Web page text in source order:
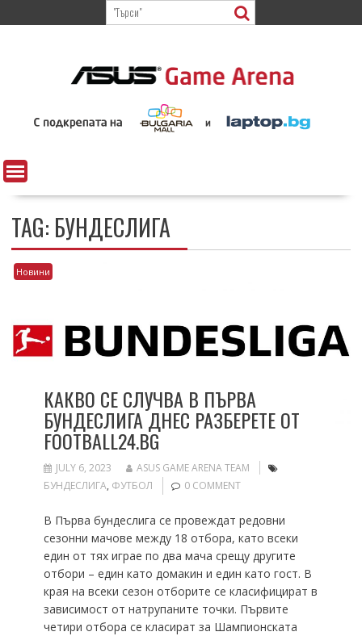
to
TAG: БУНДЕСЛИГА
Новини
КАКВО СЕ СЛУЧВА В ПЪРВА
БУНДЕСЛИГА ДНЕС РАЗБЕРЕТЕ ОТ
FOOTBALL24.BG
JULY 6, 2023
ASUS GAME ARENA TEAM
БУНДЕСЛИГА, ФУТБОЛ 0 COMMENT
В Първа бундеслига се провеждат редовни
сезонни мачове между 18 отбора, като всеки
един от тях играе по два мача срещу другите
отбори – един като домакин и един като гост. В
края на всеки сезон отборите се класифицират в
зависимост от натрупаните точки. Първите
четири отбора се класират за Шампионската